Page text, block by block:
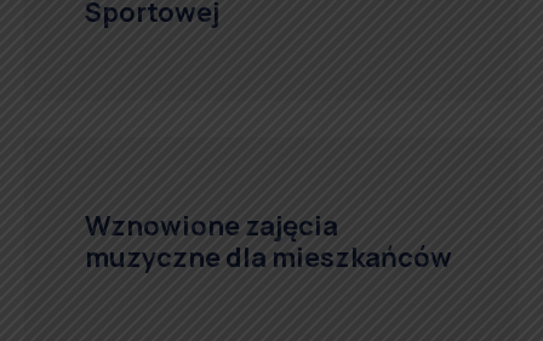
Sportowej
Wznowione zajęcia
muzyczne dla mieszkańców